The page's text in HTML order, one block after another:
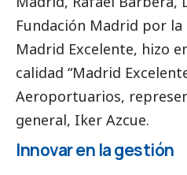
Fundación Madrid por
Madrid Excelente, hizo
calidad “Madrid
Aeroportuarios,
general, Iker Azcue.
Innovar en la gestión